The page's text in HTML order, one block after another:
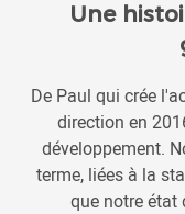
Une
De Paul qui crée
direction en
développement.
terme, liées à la
que notre état